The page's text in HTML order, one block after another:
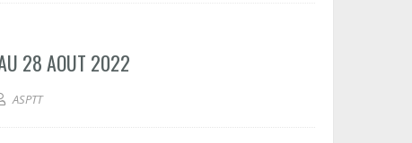
28 AOUT 2022
ASPTT